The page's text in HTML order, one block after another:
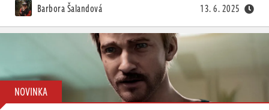
Barbora Šalandová 13. 6. 2025
NOVINKA